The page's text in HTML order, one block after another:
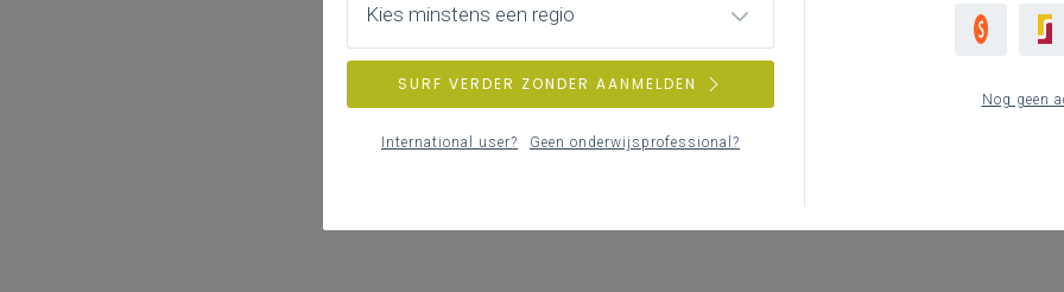
Nog geen
Kies minstens een regio
SURF VERDER ZONDER AANMELDEN
International user? Geen onderwijsprofessional?